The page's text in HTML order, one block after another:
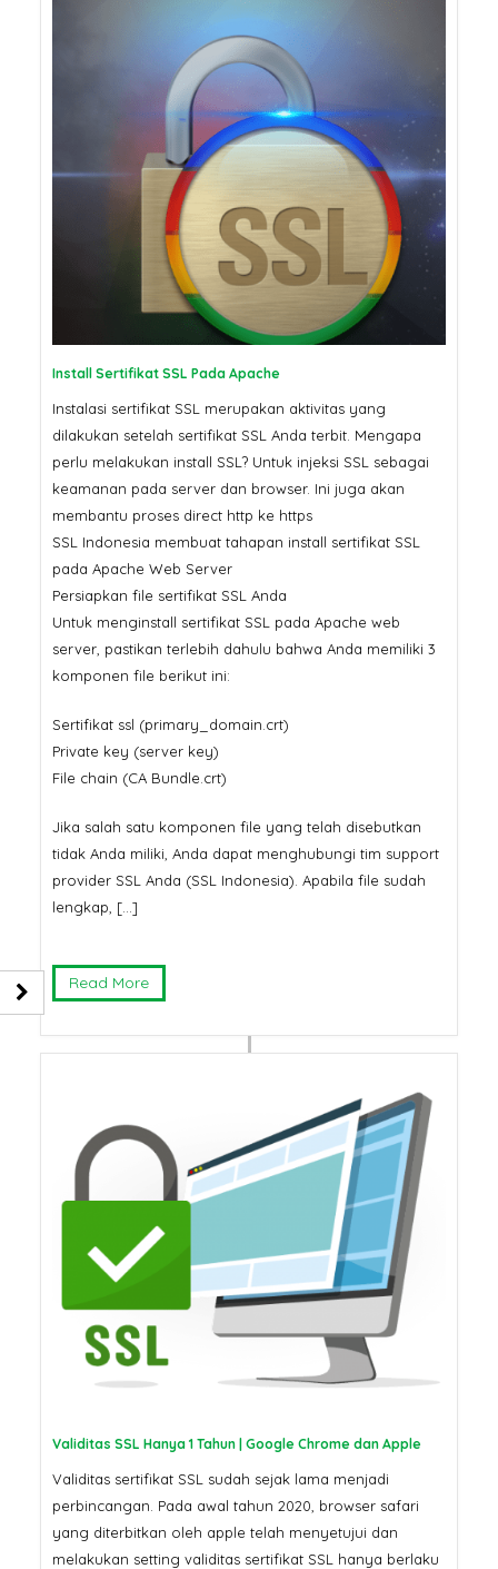
Install Sertifikat SSL Pada Apache
Instalasi sertifikat SSL merupakan aktivitas yang
dilakukan setelah sertifikat SSL Anda terbit. Mengapa
perlu melakukan install SSL? Untuk injeksi SSL sebagai
keamanan pada server dan browser. Ini juga akan
membantu proses direct http ke https
SSL Indonesia membuat tahapan install sertifikat SSL
pada Apache Web Server
Persiapkan file sertifikat SSL Anda
Untuk menginstall sertifikat SSL pada Apache web
server, pastikan terlebih dahulu bahwa Anda memiliki 3
komponen file berikut ini:
Sertifikat ssl (primary_domain.crt)
Private key (server key)
File chain (CA Bundle.crt)
Jika salah satu komponen file yang telah disebutkan
tidak Anda miliki, Anda dapat menghubungi tim support
provider SSL Anda (SSL Indonesia). Apabila file sudah
lengkap, […]
Read More
Validitas SSL Hanya 1 Tahun | Google Chrome dan Apple
Validitas sertifikat SSL sudah sejak lama menjadi
perbincangan. Pada awal tahun 2020, browser safari
yang diterbitkan oleh apple telah menyetujui dan
melakukan setting validitas sertifikat SSL hanya berlaku